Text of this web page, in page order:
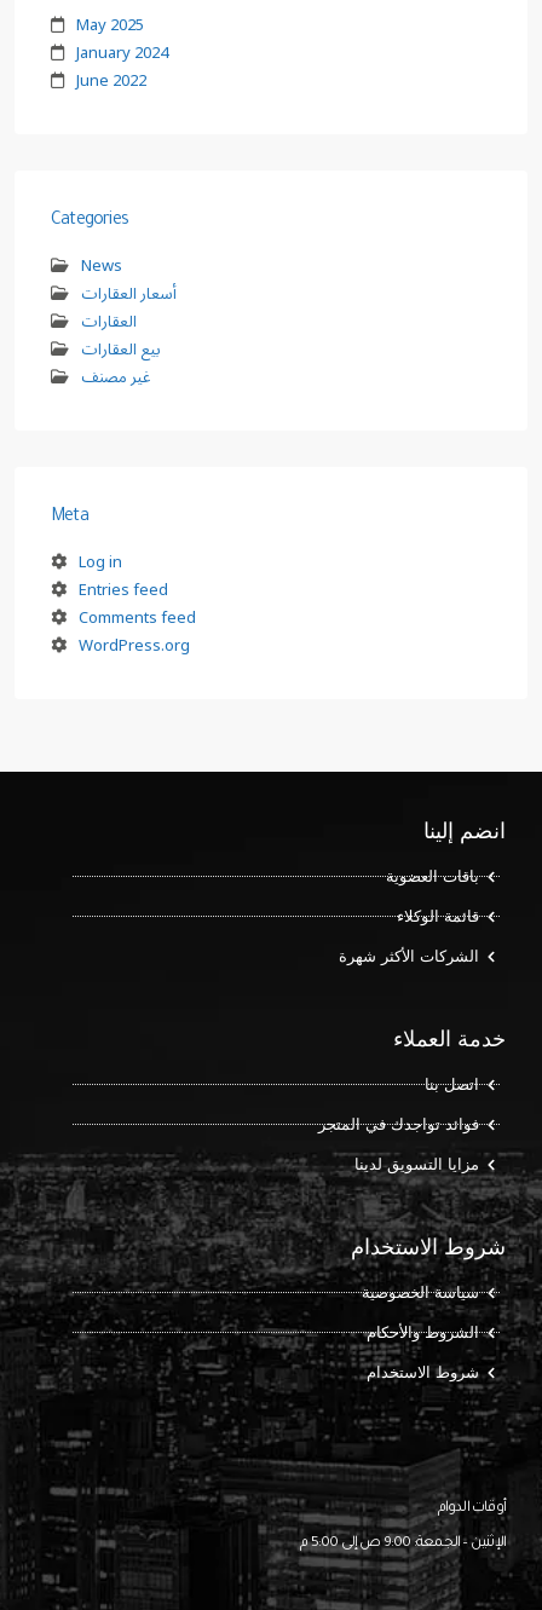
May 2025
January 2024
June 2022
Categories
News
أسعار العقارات
العقارات
بيع العقارات
غير مصنف
Meta
Log in
Entries feed
Comments feed
WordPress.org
انضم إلينا
باقات العضوية
قائمة الوكلاء
الشركات الأكثر شهرة
خدمة العملاء
اتصل بنا
فوائد تواجدك في المتجر
مزايا التسويق لدينا
شروط الاستخدام
سياسة الخصوصية
الشروط والأحكام
شروط الاستخدام
أوقات الدوام
الإثنين – الجمعة: 9:00 ص إلى 5:00 م